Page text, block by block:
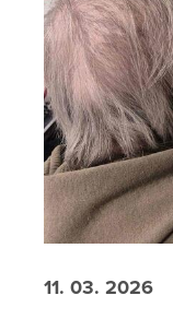
11. 03. 2026